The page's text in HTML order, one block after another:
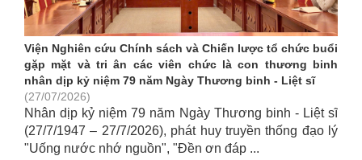
Viện Nghiên cứu Chính sách và Chiến lược tổ chức buổi
gặp mặt và tri ân các viên chức là con thương binh
nhân dịp kỷ niệm 79 năm Ngày Thương binh - Liệt sĩ
(27/07/2026)
Nhân dịp kỷ niệm 79 năm Ngày Thương binh - Liệt sĩ
(27/7/1947 – 27/7/2026), phát huy truyền thống đạo lý
"Uống nước nhớ nguồn", "Đền ơn đáp ...